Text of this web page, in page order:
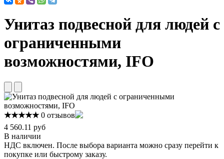
Унитаз подвесной для людей с
ограниченными
возможностями, IFO
★★★★★ 0 отзывов
4 560.11 руб
В наличии
НДС включен. После выбора варианта можно сразу перейти к
покупке или быстрому заказу.